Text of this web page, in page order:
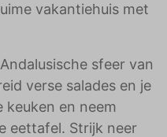
vakantiehuis met
sfeer van
verse salades en je
en neem
eettafel. Strijk neer